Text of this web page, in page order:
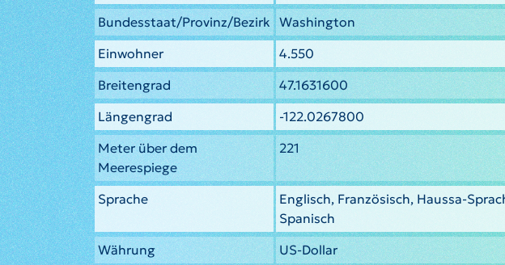
Bundesstaat/Provinz/Bezirk Washington
Einwohner
4.550
Breitengrad
47.1631600
Längengrad
-122.0267800
Meter über dem
Meerespiege
221
Sprache
Englisch, Französisch, Haussa-
Spanisch
Währung
US-Dollar